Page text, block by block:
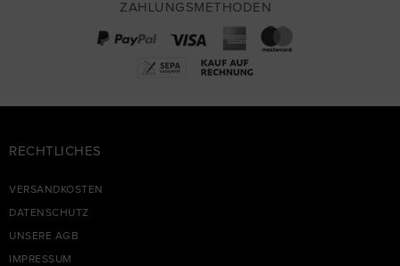
ZAHLUNGSMETHODEN
RECHTLICHES
VERSANDKOSTEN
DATENSCHUTZ
UNSERE AGB
IMPRESSUM